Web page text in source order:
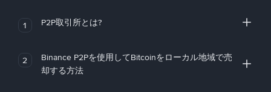
1 P2P取引所とは?
2
Binance P2Pを使用してBitcoinをローカル地域で売
却する方法